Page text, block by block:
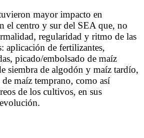
mayor impacto en
el centro y sur del SEA que, no
regularidad y ritmo de las
aplicación de fertilizantes,
picado/embolsado de maíz
siembra de algodón y maíz tardío,
maíz temprano, como así
de los cultivos, en sus